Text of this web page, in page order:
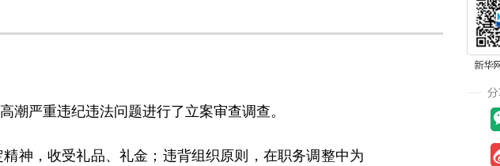
严重违纪违法问题进行了立案审查调查。
，收受礼品、礼金；违背组织原则，在职务调整中为